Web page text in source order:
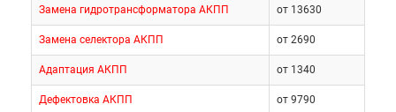
Замена гидротрансформатора АКПП от 13630
Замена селектора АКПП от 2690
Адаптация АКПП от 1340
Дефектовка АКПП от 9790